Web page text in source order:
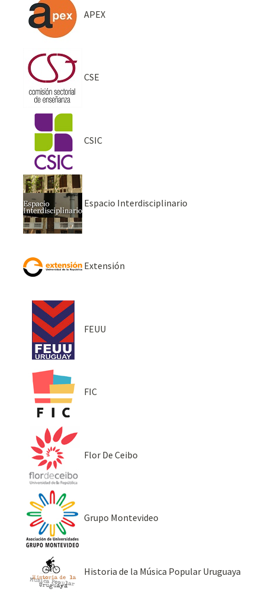
APEX
CSE
CSIC
Espacio Interdisciplinario
Extensión
FEUU
FIC
Flor De Ceibo
Grupo Montevideo
Historia de la Música Popular Uruguaya